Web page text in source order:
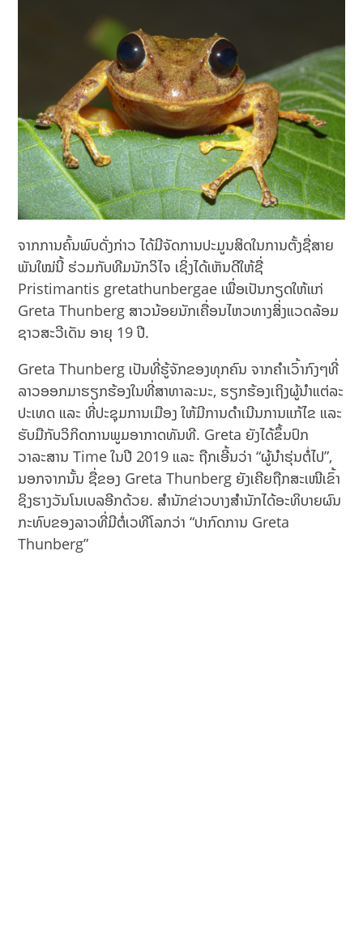
ຈາກການຄົ້ນພົບດັ່ງກ່າວ ໄດ້ມີຈັດການປະມູນສິດໃນການຕັ້ງຊື່ສາຍ
ພັນໃໝ່ນີ້ ຮ່ວມກັບທີມນັກວິໄຈ ເຊິ່ງໄດ້ເຫັນດີໃຫ້ຊື່
Pristimantis gretathunbergae ເພື່ອເປັນກຽດໃຫ້ແກ່
Greta Thunberg ສາວນ້ອຍນັກເຄື່ອນໄຫວທາງສິ່ງແວດລ້ອມ
ຊາວສະວີເດັນ ອາຍຸ 19 ປີ.
Greta Thunberg ເປັນທີ່ຮູ້ຈັກຂອງທຸກຄົນ ຈາກຄຳເວົ້າກົງໆທີ່
ລາວອອກມາຮຽກຮ້ອງໃນທີ່ສາທາລະນະ, ຮຽກຮ້ອງເຖິງຜູ້ນຳແຕ່ລະ
ປະເທດ ແລະ ທີ່ປະຊຸມການເມືອງ ໃຫ້ມີການດຳເນີນການແກ້ໄຂ ແລະ
ຮັບມືກັບວິກິດການພູມອາກາດທັນທີ. Greta ຍັງໄດ້ຂຶ້ນປົກ
ວາລະສານ Time ໃນປີ 2019 ແລະ ຖືກເອີ້ນວ່າ “ຜູ້ນຳຮຸ່ນຕໍ່ໄປ”,
ນອກຈາກນັ້ນ ຊື່ຂອງ Greta Thunberg ຍັງເຄີຍຖືກສະເໜີເຂົ້າ
ຊິງຮາງວັນໂນເບລອີກດ້ວຍ. ສຳນັກຂ່າວບາງສຳນັກໄດ້ອະທິບາຍຜົນ
ກະທົບຂອງລາວທີ່ມີຕໍ່ເວທີໂລກວ່າ “ປາກົດການ Greta
Thunberg”